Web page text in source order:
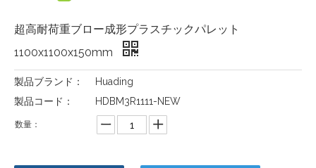
超高耐荷重ブロー成形プラスチックパレット
1100x1100x150mm
製品ブランド：
Huading
製品コード：
HDBM3R1111-NEW
数量：